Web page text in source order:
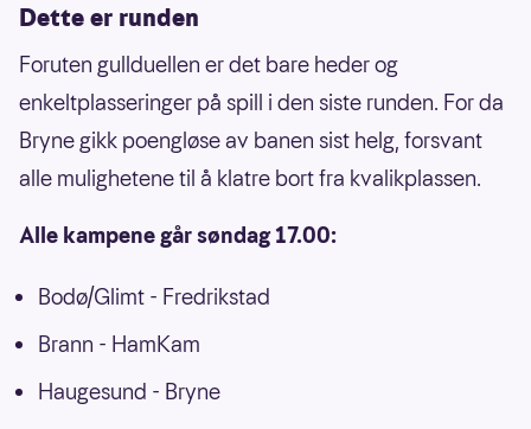
Dette er runden
Foruten gullduellen er det bare heder og
enkeltplasseringer på spill i den siste runden. For da
Bryne gikk poengløse av banen sist helg, forsvant
alle mulighetene til å klatre bort fra kvalikplassen.
Alle kampene går søndag 17.00:
Bodø/Glimt - Fredrikstad
Brann - HamKam
Haugesund - Bryne